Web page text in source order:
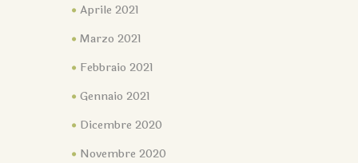
Aprile 2021
Marzo 2021
Febbraio 2021
Gennaio 2021
Dicembre 2020
Novembre 2020